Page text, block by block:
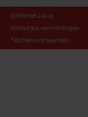
@Maniet Luxus
Wettelijke vermeldingen
*Actiesvoorwaarden